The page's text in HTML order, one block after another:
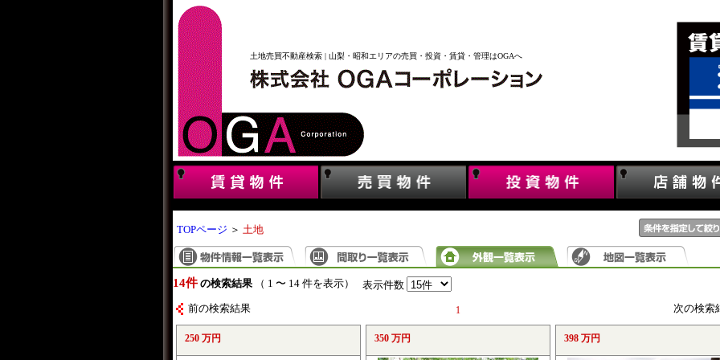
土地売買不動産検索 | 山梨・昭和エリアの売買・投資・賃貸・管理はOGAへ
TOPページ ＞ 土地
14件 の検索結果（ 1 〜 14 件を表示） 表示件数
前の検索結果 1 次の検
250 万円 350 万円 398 万円